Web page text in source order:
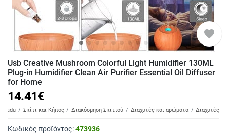
favorite
Usb Creative Mushroom Colorful Light Humidifier 130ML
Plug-in Humidifier Clean Air Purifier Essential Oil Diffuser
for Home
14.41€
Badu Σπίτι και Κήπος Διακόσμηση Σπιτιού Διαχυτές και αρώματα Διαχυτές
Κωδικός προϊόντος:473936